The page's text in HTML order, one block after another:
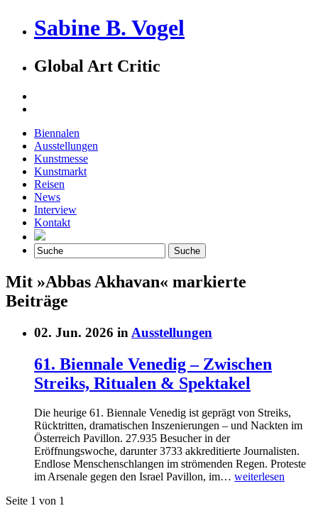
Sabine B. Vogel
Global Art Critic
Biennalen
Ausstellungen
Kunstmesse
Kunstmarkt
Reisen
News
Interview
Kontakt
Mit »Abbas Akhavan« markierte
Beiträge
02. Jun. 2026 in Ausstellungen
61. Biennale Venedig – Zwischen
Streiks, Ritualen & Spektakel
Die heurige 61. Biennale Venedig ist geprägt von Streiks,
Rücktritten, dramatischen Inszenierungen – und Nackten im
Österreich Pavillon. 27.935 Besucher in der
Eröffnungswoche, darunter 3733 akkreditierte Journalisten.
Endlose Menschenschlangen im strömenden Regen. Proteste
im Arsenale gegen den Israel Pavillon, im… weiterlesen
Seite 1 von 1